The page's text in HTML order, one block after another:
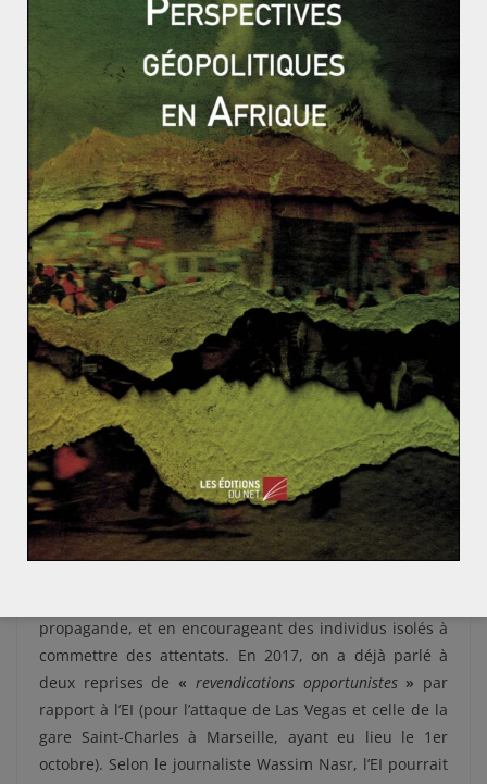
décidé de rentrer en Europe, nourrissent beaucoup de
fantasmes. Du fait de la
perte de territoire de l’EI en
Iraq et en Syrie, ils seraient nombreux à chercher à
rentrer chez eux par tous les moyens. S’ils y
parviennent, ils pourraient tenter de rejoindre des
cellules déjà existantes, pour transmettre leur savoir.
L’EI continuerait donc à se propager, par le biais de ces
soldats étrangers sur le retour. Il faut néanmoins
souligner que tous les individus partis rejoindre l’EI,
n’ont pas décidé de quitter le Moyen-Orient. Beaucoup
de Français sont encore en Iraq ou en Syrie, et certains
ont gagné l’Afghanistan – à proximité del’Ouzbékistan–
selon le ministre des Affaires étrangères Jean-Yves Le
Drian. En outre, le nombre de retours a baissé depuis
janvier 2017. Les autorités françaises n’en auraient
enregistré que neuf. La même tendance à été observée
en Allemagne et au Royaume-Uni.
Actuellement, la menace semble donc toujours
provenir de l’intérieur, c’est-à-dire d’individus
radicalisés déjà présents sur le territoire. De plus, l’EI
propagande, et en encourageant des individus isolés à
commettre des attentats. En 2017, on a déjà parlé à
deux reprises de « revendications opportunistes » par
rapport à l’EI (pour l’attaque de Las Vegas et celle de la
gare Saint-Charles à Marseille, ayant eu lieu le 1er
octobre). Selon le journaliste Wassim Nasr, l’EI pourrait